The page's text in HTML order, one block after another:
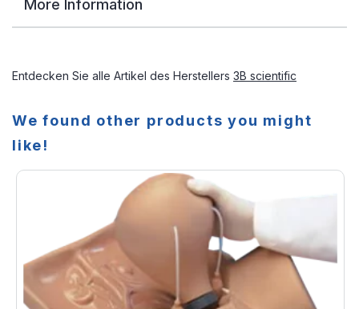
More Information
Entdecken Sie alle Artikel des Herstellers 3B scientific
We found other products you might
like!